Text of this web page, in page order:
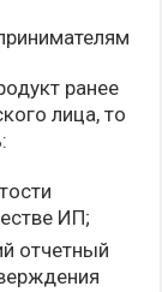
ранее
лица, то
ИП;
отчетный